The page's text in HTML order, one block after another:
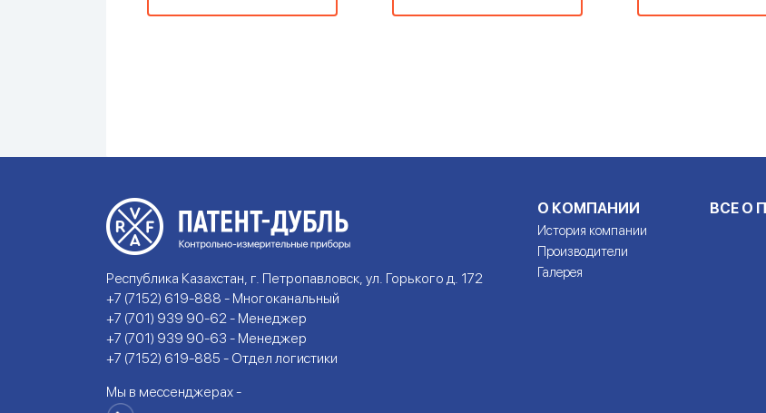
Республика Казахстан, г. Петропавловск, ул. Горького д. 172
+7 (7152) 619-888 - Многоканальный
+7 (701) 939 90-62 - Менеджер
+7 (701) 939 90-63 - Менеджер
+7 (7152) 619-885 - Отдел логистики
Мы в мессенджерах -
О КОМПАНИИ
История компании
Производители
Галерея
ВСЕ О